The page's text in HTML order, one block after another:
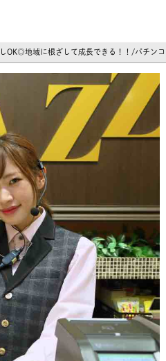
地域に根ざして成長できる！！/パチンコ